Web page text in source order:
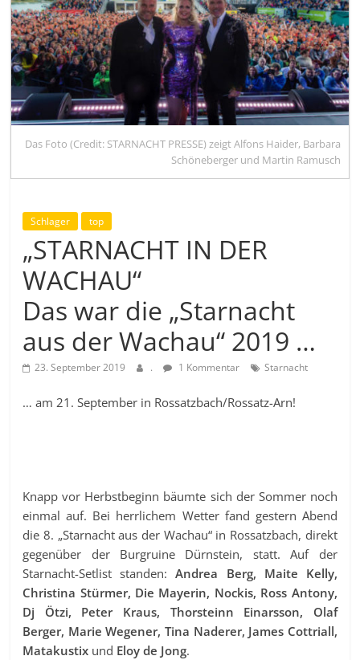
Das Foto (Credit: STARNACHT PRESSE) zeigt Alfons Haider, Barbara
Schöneberger und Martin Ramusch
Schlager top
„STARNACHT IN DER
WACHAU“
Das war die „Starnacht
aus der Wachau“ 2019 …
23. September 2019 . 1 Kommentar Starnacht
… am 21. September in Rossatzbach/Rossatz-Arn!
Knapp vor Herbstbeginn bäumte sich der Sommer noch
einmal auf. Bei herrlichem Wetter fand gestern Abend
die 8. „Starnacht aus der Wachau“ in Rossatzbach, direkt
gegenüber der Burgruine Dürnstein, statt. Auf der
Starnacht-Setlist standen:Andrea Berg, Maite Kelly,
Christina Stürmer, Die Mayerin, Nockis, Ross Antony,
Dj Ötzi, Peter Kraus, Thorsteinn Einarsson, Olaf
Berger, Marie Wegener, Tina Naderer, James Cottriall,
Matakustix und Eloy de Jong.